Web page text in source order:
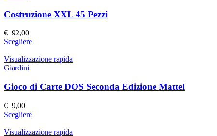
prodotto
Le
opzioni
scelte
nella
pagina
prodotto
Costruzione XXL 45 Pezzi
€ 92,00
ScegliereQuesto
ha
Le
opzioni
scelte
nella
Visualizzazione rapida
Giardini
Gioco di Carte DOS Seconda Edizione Mattel
€ 9,00
ScegliereQuesto
ha
Visualizzazione rapida